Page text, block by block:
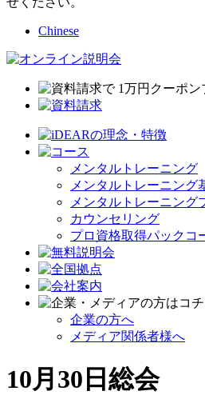
Chinese
メンタルトレーニング
メンタルトレーニング
メンタルトレーニング
カウンセリング
プロ資格取得パックコ
企業の方へ
メディア関係者様へ
10月30日総会